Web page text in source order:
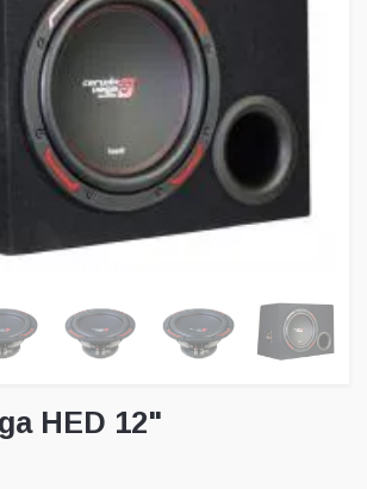
HED 12"